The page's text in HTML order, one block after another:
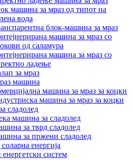
машина за мраз од типот на
вода
блок-машина за мраз
машина за мраз со
од саламура
машина за мраз со
ладење
за мраз
машина
машина за мраз за коцки
машина за мраз за коцки
сладолед
машина за сладолед
за тврд сладолед
за пржени сладолед
енергија
систем